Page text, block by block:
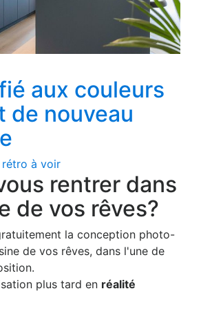
aux couleurs
de nouveau
rétro à voir
rentrer dans
de vos rêves?
la conception photo-
de vos rêves, dans l'une de
plus tard en réalité